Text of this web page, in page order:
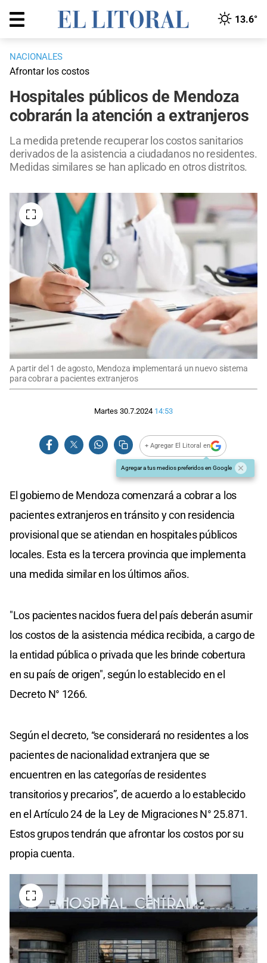
13.6°
NACIONALES
Afrontar los costos
Hospitales públicos de Mendoza
cobrarán la atención a extranjeros
La medida pretende recuperar los costos sanitarios
derivados de la asistencia a ciudadanos no residentes.
Medidas similares se han aplicado en otros distritos.
A partir del 1 de agosto, Mendoza implementará un nuevo sistema
para cobrar a pacientes extranjeros
Martes 30.7.2024 14:53
+ Agregar El Litoral en
Agregar a tus medios preferidos en Google
El gobierno de Mendoza comenzará a cobrar a los
pacientes extranjeros en tránsito y con residencia
provisional que se atiendan en hospitales públicos
locales. Esta es la tercera provincia que implementa
una medida similar en los últimos años.
"Los pacientes nacidos fuera del país deberán asumir
los costos de la asistencia médica recibida, a cargo de
la entidad pública o privada que les brinde cobertura
en su país de origen", según lo establecido en el
Decreto N° 1266.
Según el decreto, “se considerará no residentes a los
pacientes de nacionalidad extranjera que se
encuentren en las categorías de residentes
transitorios y precarios”, de acuerdo a lo establecido
en el Artículo 24 de la Ley de Migraciones N° 25.871.
Estos grupos tendrán que afrontar los costos por su
propia cuenta.